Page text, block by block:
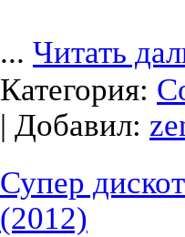
... Читать
Категория:
| Добавил:
Супер
(2012)